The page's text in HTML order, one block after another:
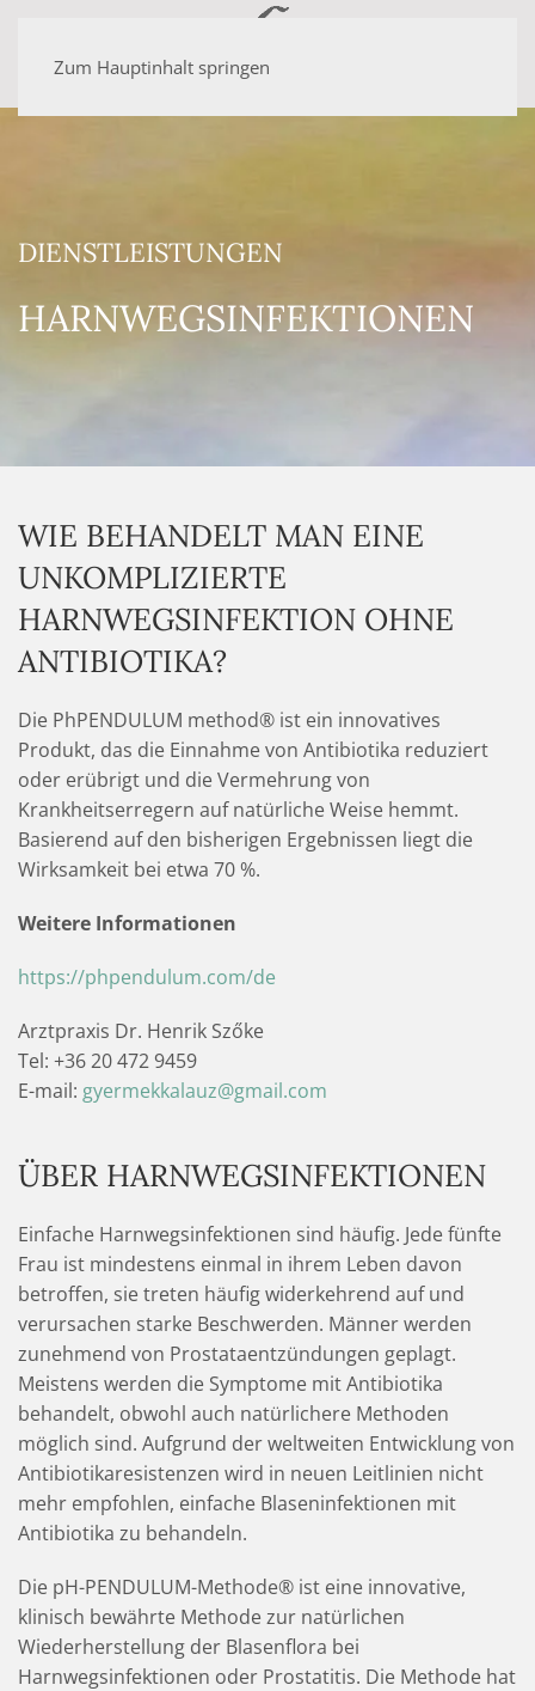
Zum Hauptinhalt springen
DIENSTLEISTUNGEN
HARNWEGSINFEKTIONEN
WIE BEHANDELT MAN EINE
UNKOMPLIZIERTE
HARNWEGSINFEKTION OHNE
ANTIBIOTIKA?
Die PhPENDULUM method® ist ein innovatives
Produkt, das die Einnahme von Antibiotika reduziert
oder erübrigt und die Vermehrung von
Krankheitserregern auf natürliche Weise hemmt.
Basierend auf den bisherigen Ergebnissen liegt die
Wirksamkeit bei etwa 70 %.
Weitere Informationen
https://phpendulum.com/de
Arztpraxis Dr. Henrik Szőke
Tel: +36 20 472 9459
E-mail: gyermekkalauz@gmail.com
ÜBER HARNWEGSINFEKTIONEN
Einfache Harnwegsinfektionen sind häufig. Jede fünfte
Frau ist mindestens einmal in ihrem Leben davon
betroffen, sie treten häufig widerkehrend auf und
verursachen starke Beschwerden. Männer werden
zunehmend von Prostataentzündungen geplagt.
Meistens werden die Symptome mit Antibiotika
behandelt, obwohl auch natürlichere Methoden
möglich sind. Aufgrund der weltweiten Entwicklung von
Antibiotikaresistenzen wird in neuen Leitlinien nicht
mehr empfohlen, einfache Blaseninfektionen mit
Antibiotika zu behandeln.
Die pH-PENDULUM-Methode® ist eine innovative,
klinisch bewährte Methode zur natürlichen
Wiederherstellung der Blasenflora bei
Harnwegsinfektionen oder Prostatitis. Die Methode hat